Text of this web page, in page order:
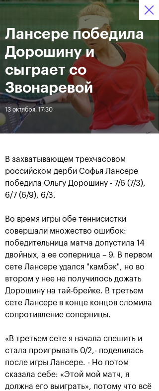
12–20 октября 2019
Ледовый Дворец
10 06
Билеты
Новости
За все время
ЛЕНТА
себе Кубок Cartier на день
рождения
20 октября, 19:00
«ВТБ
турнира «ВТБ Кубок
Кремля»
20 октября, 21:00
Лансере победила
Дорошину и
сыграет со
Звонаревой
13 октября, 17:30
В захватывающем трехчасовом
российском дерби Софья Лансере
победила Ольгу Дорошину - 7/6 (7/3),
6/7 (6/9), 6/3.
Во время игры обе теннисистки
совершали множество ошибок:
победительница матча допустила 14
двойных, а ее соперница – 9. В первом
сете Лансере удался "камбэк", но во
втором у нее не получилось дожать
Дорошину на тай-брейке. В третьем
сете Лансере в конце концов сломила
сопротивление соперницы.
«В третьем сете я начала спешить и
стала проигрывать 0/2,- поделилась
после игры Лансере. - Но потом
сказала себе: «Этой мой матч, я
должна его выиграть», потому что всё